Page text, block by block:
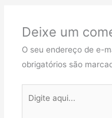
Deixe um
O seu endereço de e-
obrigatórios são
aqui...